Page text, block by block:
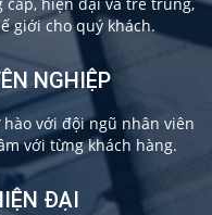
giới cho quý khách.
NGHIỆP
với đội ngũ nhân viên
với từng khách hàng.
ĐẠI